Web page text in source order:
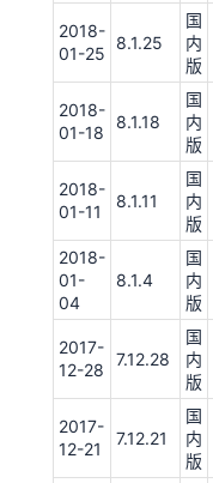
2018-
01-25
8.1.25
国
内
版
2018-
01-18
8.1.18
国
内
版
2018-
01-11
8.1.11
国
内
版
2018-
01-
04
8.1.4
国
内
版
2017-
12-28
7.12.28
国
内
版
2017-
12-21
7.12.21
国
内
版